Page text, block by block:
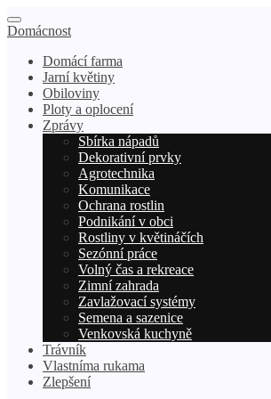
Domácnost
Domácí farma
Jarní květiny
Obiloviny
Ploty a oplocení
Zprávy
Sbírka nápadů
Dekorativní prvky
Agrotechnika
Komunikace
Ochrana rostlin
Podnikání v obci
Rostliny v květináčích
Sezónní práce
Volný čas a rekreace
Zimní zahrada
Zavlažovací systémy
Semena a sazenice
Venkovská kuchyně
Trávník
Vlastníma rukama
Zlepšení